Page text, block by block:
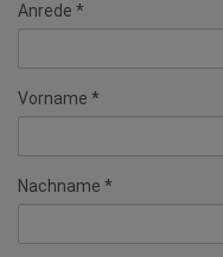
Anrede
Vorname
Nachname